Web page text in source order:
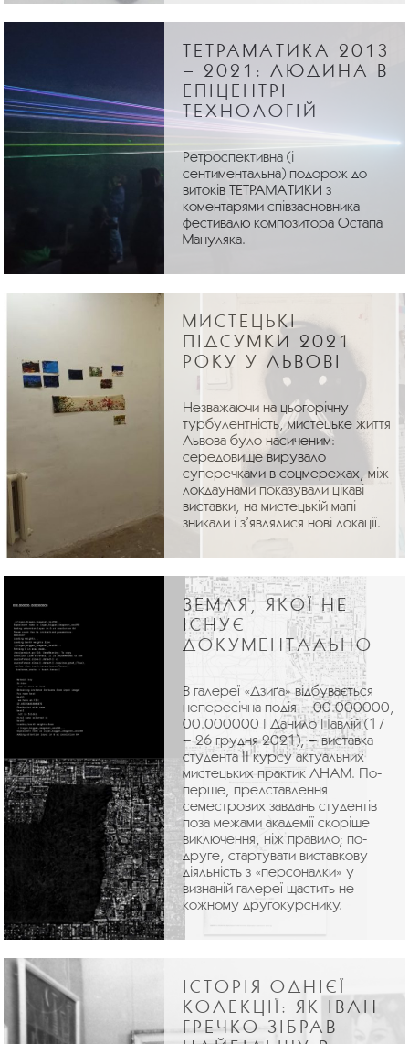
ТЕТРАМАТИКА 2013
– 2021: ЛЮДИНА В
ЕПІЦЕНТРІ
ТЕХНОЛОГІЙ
Ретроспективна (і
сентиментальна) подорож до
витоків ТЕТРАМАТИКИ з
коментарями співзасновника
фестивалю композитора Остапа
Мануляка.
МИСТЕЦЬКІ
ПІДСУМКИ 2021
РОКУ У ЛЬВОВІ
Незважаючи на цьогорічну
турбулентність, мистецьке життя
Львова було насиченим:
середовище вирувало
суперечками в соцмережах, між
локдаунами показували цікаві
виставки, на мистецькій мапі
зникали і з’являлися нові локації.
ЗЕМЛЯ, ЯКОЇ НЕ
ІСНУЄ
ДОКУМЕНТАЛЬНО
В галереї «Дзиґа» відбувається
непересічна подія – 00.000000,
00.000000 | Данило Павлій (17
– 26 грудня 2021), – виставка
студента ІІ курсу актуальних
мистецьких практик ЛНАМ. По-
перше, представлення
семестрових завдань студентів
поза межами академії скоріше
виключення, ніж правило; по-
друге, стартувати виставкову
діяльність з «персоналки» у
визнаній галереї щастить не
кожному другокурснику.
ІСТОРІЯ ОДНІЄЇ
КОЛЕКЦІЇ: ЯК ІВАН
ГРЕЧКО ЗІБРАВ